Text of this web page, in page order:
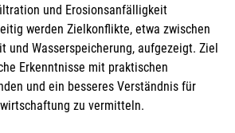
und Erosionsanfälligkeit
werden Zielkonflikte, etwa zwischen
und Wasserspeicherung, aufgezeigt. Ziel
Erkenntnisse mit praktischen
und ein besseres Verständnis für
zu vermitteln.